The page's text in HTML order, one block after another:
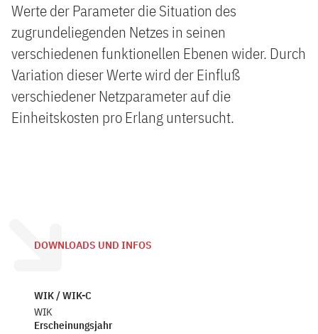
Werte der Parameter die Situation des
zugrundeliegenden Netzes in seinen
verschiedenen funktionellen Ebenen wider. Durch
Variation dieser Werte wird der Einfluß
verschiedener Netzparameter auf die
Einheitskosten pro Erlang untersucht.
DOWNLOADS UND INFOS
WIK / WIK-C
WIK
Erscheinungsjahr